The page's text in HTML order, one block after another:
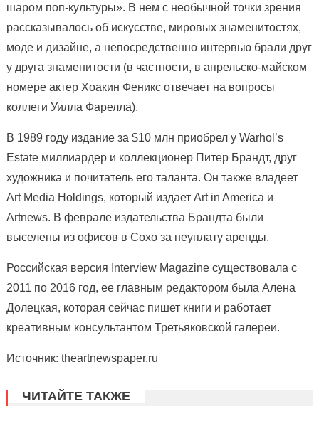
шаром поп-культуры». В нем с необычной точки зрения
рассказывалось об искусстве, мировых знаменитостях,
моде и дизайне, а непосредственно интервью брали друг
у друга знаменитости (в частности, в апрельско-майском
номере актер Хоакин Феникс отвечает на вопросы
коллеги Уилла Фарелла).
В 1989 году издание за $10 млн приобрел у Warhol’s
Estate миллиардер и коллекционер Питер Брандт, друг
художника и почитатель его таланта. Он также владеет
Art Media Holdings, который издает Art in America и
Artnews. В феврале издательства Брандта были
выселены из офисов в Сохо за неуплату аренды.
Российская версия Interview Magazine существовала с
2011 по 2016 год, ее главным редактором была Алена
Долецкая, которая сейчас пишет книги и работает
креативным консультантом Третьяковской галереи.
Источник: theartnewspaper.ru
ЧИТАЙТЕ ТАКЖЕ